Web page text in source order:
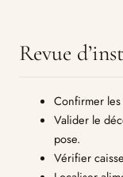
Revue
Confirmer les
Valider le
pose.
Vérifier